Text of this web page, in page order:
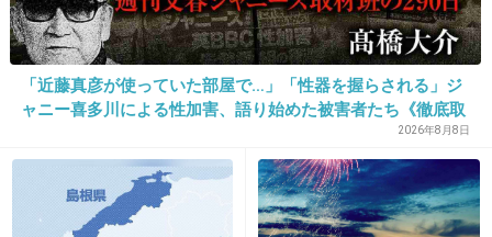
+21 -2
17. 匿名 2014/09/26(金) 22:55:47
+7 -2
「近藤真彦が使っていた部屋で…」「性器を握らされる」ジ
ャニー喜多川による性加害、語り始めた被害者たち《徹底取
2026年8月8日